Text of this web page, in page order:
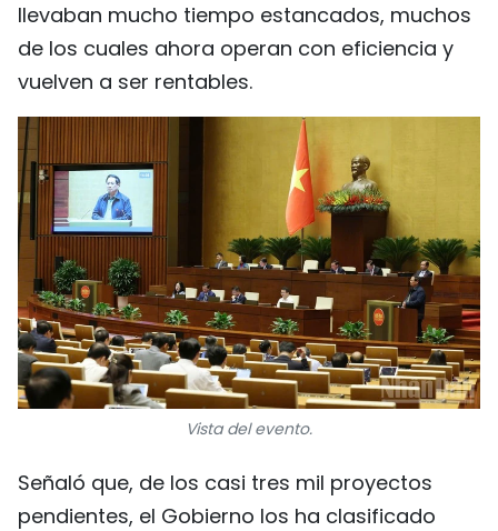
llevaban mucho tiempo estancados, muchos
de los cuales ahora operan con eficiencia y
vuelven a ser rentables.
Vista del evento.
Señaló que, de los casi tres mil proyectos
pendientes, el Gobierno los ha clasificado